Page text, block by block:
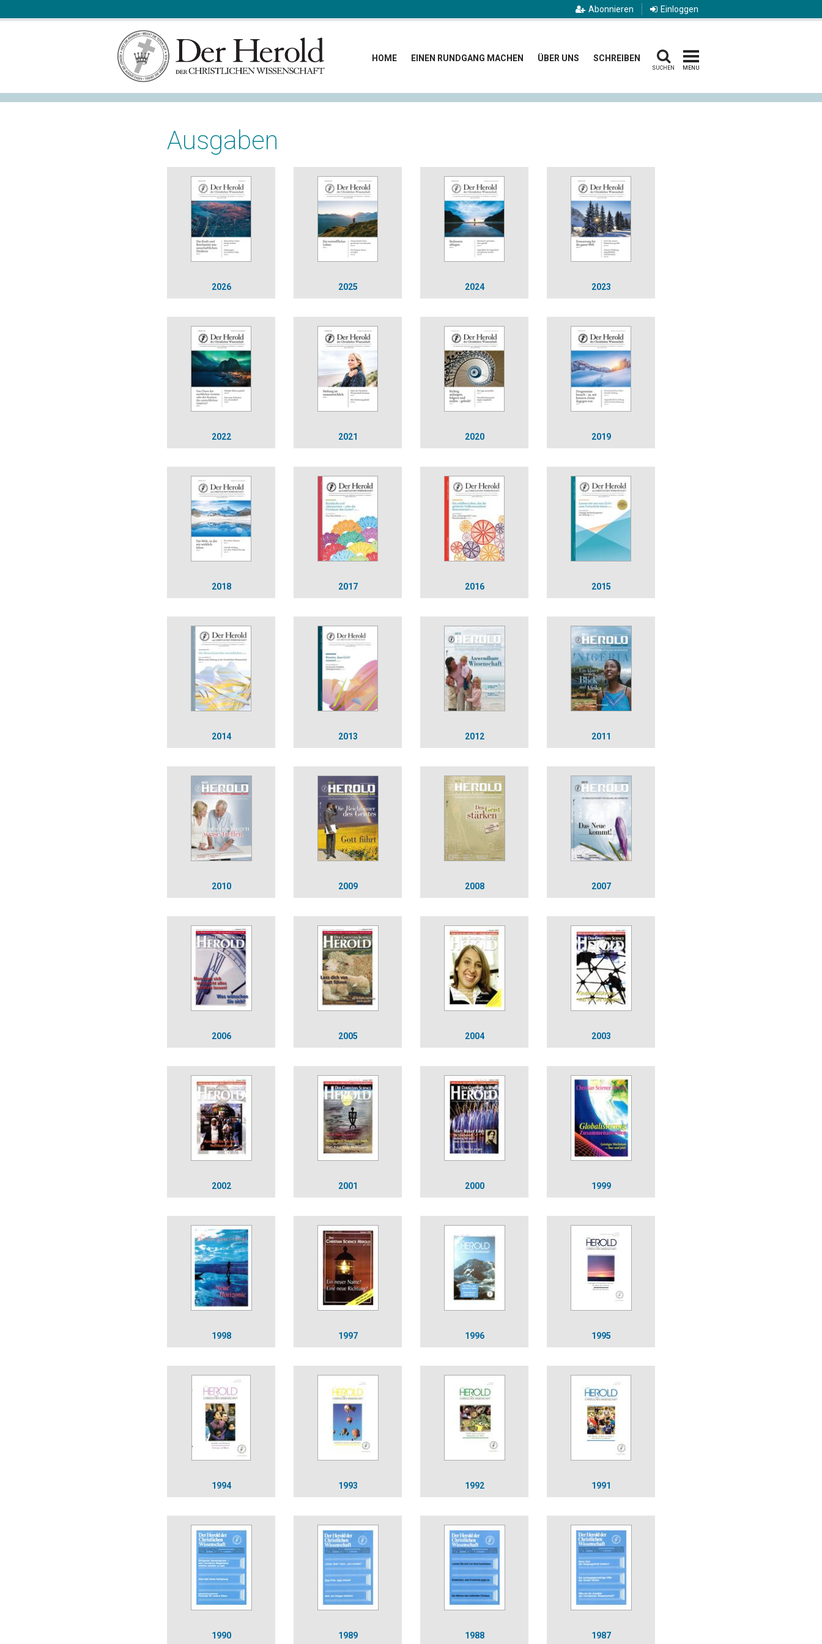
Abonnieren Einloggen
HOME EINEN RUNDGANG MACHEN ÜBER UNS SCHREIBEN
SUCHEN MENU
Ausgaben
2026 2025 2024 2023
2022 2021 2020 2019
2018 2017 2016 2015
2014 2013 2012 2011
2010 2009 2008 2007
2006 2005 2004 2003
2002 2001 2000 1999
1998 1997 1996 1995
1994 1993 1992 1991
1990 1989 1988 1987